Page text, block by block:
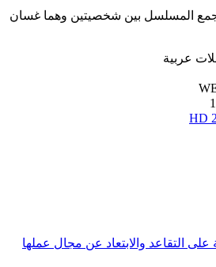
المسلسل بين شخصيتين وهما غسان
عربية
التقاعد والابتعاد عن مجال عملها